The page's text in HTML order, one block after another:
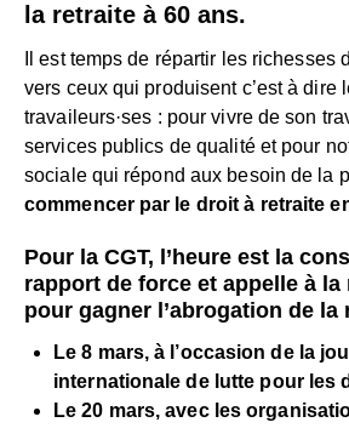
la retraite à 60 ans.
Il est temps de répartir les richesses
vers ceux qui produisent c’est à dire
travaileurs·ses : pour vivre de son
services publics de qualité et pour
sociale qui répond aux besoin de la
commencer par le droit à retraite
Pour la CGT, l’heure est la
rapport de force et appelle à
pour gagner l’abrogation de la
Le8 mars, à l’occasion de la
internationale de lutte pour les
Le20 mars, avec les